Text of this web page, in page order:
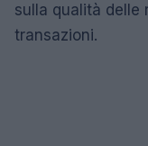
sulla qualità delle
transazioni.